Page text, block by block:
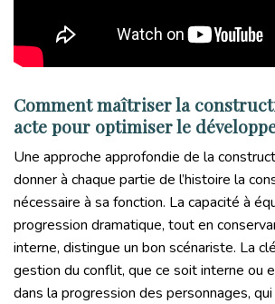
Comment maîtriser la
acte pour optimiser le
Une approche approfondie de la
donner à chaque partie de l’histoire la
nécessaire à sa fonction. La capacité à
progression dramatique, tout en
interne, distingue un bon scénariste. La
gestion du conflit, que ce soit interne ou
dans la progression des personnages,